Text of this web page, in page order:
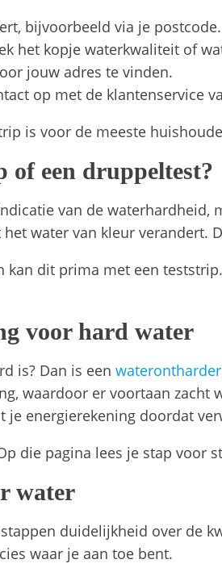
bijvoorbeeld via je postcode.
het kopje waterkwaliteit of
jouw adres te vinden.
op met de klantenservice
is voor de meeste
of een druppeltest?
van de
water van kleur
dit prima met een
voor hard water
is? Dan is een waterontharder
waardoor er voortaan
je energierekening doordat
die pagina lees je stap voor
water
duidelijkheid over de
waar je aan toe bent.